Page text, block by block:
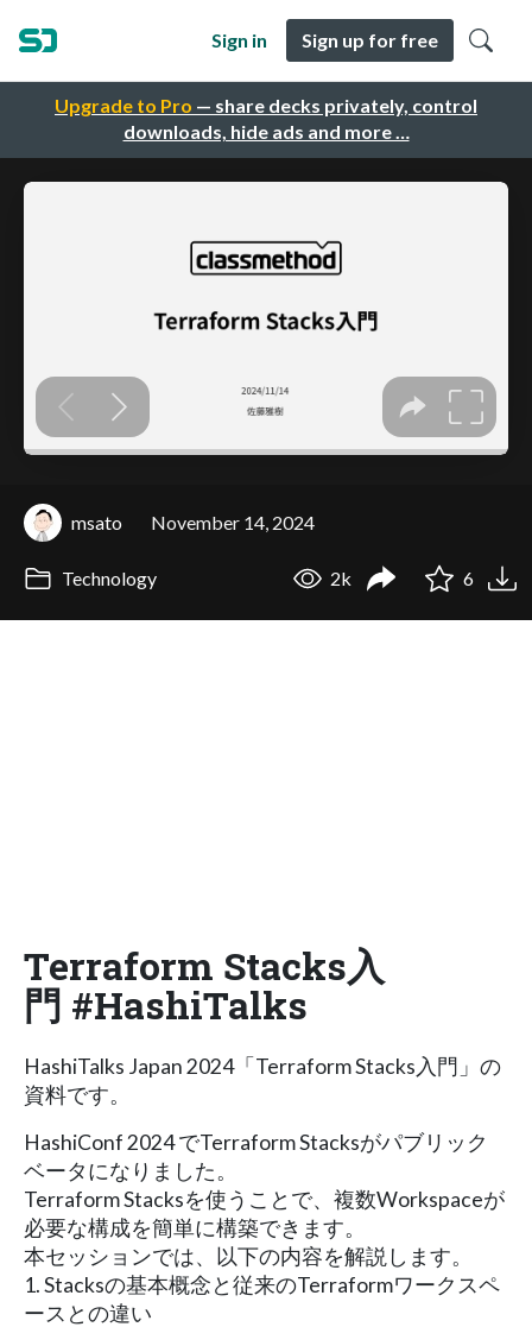
Upgrade to Pro — share decks privately, control
downloads, hide ads and more …
Sign in Sign up for free
msato November 14, 2024
Technology 2k 6
Terraform Stacks入
門 #HashiTalks
HashiTalks Japan 2024「Terraform Stacks入門」の
資料です。
HashiConf 2024 でTerraform Stacksがパブリック
ベータになりました。
Terraform Stacksを使うことで、複数Workspaceが
必要な構成を簡単に構築できます。
本セッションでは、以下の内容を解説します。
1. Stacksの基本概念と従来のTerraformワークスペ
ースとの違い